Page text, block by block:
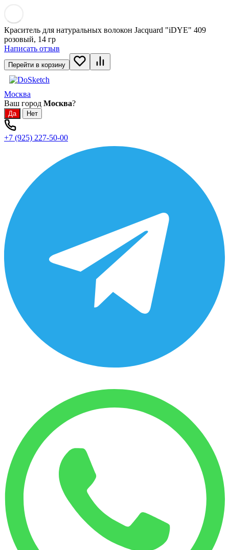
Краситель для натуральных волокон Jacquard "iDYE" 409
розовый, 14 гр
Написать отзыв
Перейти в корзину
Москва
Ваш город Москва?
+7 (925) 227-50-00